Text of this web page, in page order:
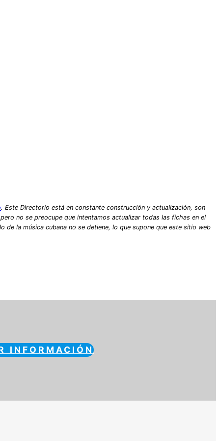
. Este Directorio está en constante construcción y actualización, son
no se preocupe que intentamos actualizar todas las fichas en el
de la música cubana no se detiene, lo que supone que este sitio web
INFORMACIÓN